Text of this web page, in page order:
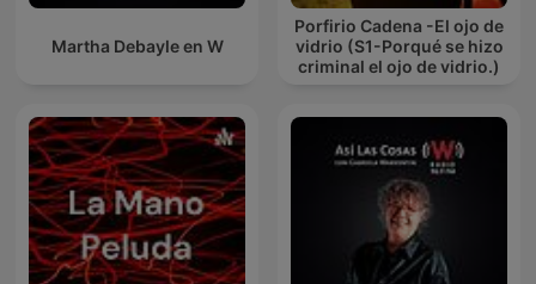
Martha Debayle en W
Porfirio Cadena -El ojo de
vidrio (S1-Porqué se hizo
criminal el ojo de vidrio.)